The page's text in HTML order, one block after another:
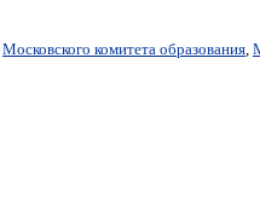
Московского комитета образования,